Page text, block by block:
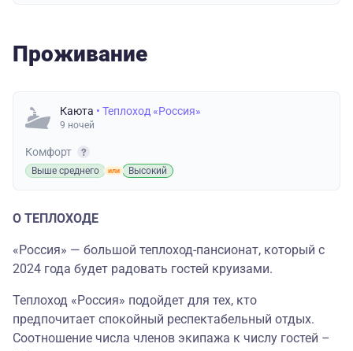
Проживание
Каюта • Теплоход «Россия»
9 ночей
Комфорт
Выше среднего Высокий
О ТЕПЛОХОДЕ
«Россия» — большой теплоход-пансионат, который с
2024 года будет радовать гостей круизами.
Теплоход «Россия» подойдет для тех, кто
предпочитает спокойный респектабельный отдых.
Соотношение числа членов экипажа к числу гостей –